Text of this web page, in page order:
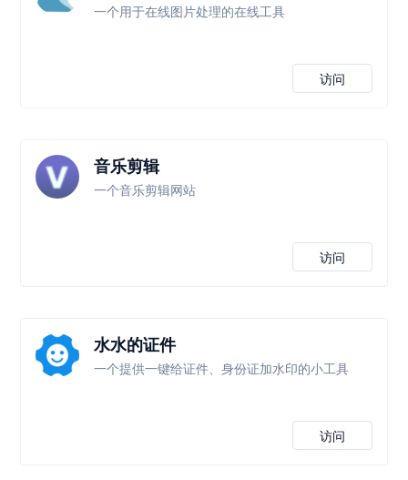
一个用于在线图片处理的在线工具
访问
音乐剪辑
一个音乐剪辑网站
访问
水水的证件
一个提供一键给证件、身份证加水印的小工具
访问